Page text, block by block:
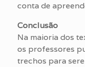
conta de
Conclusão
Na maioria dos
os professores
trechos para